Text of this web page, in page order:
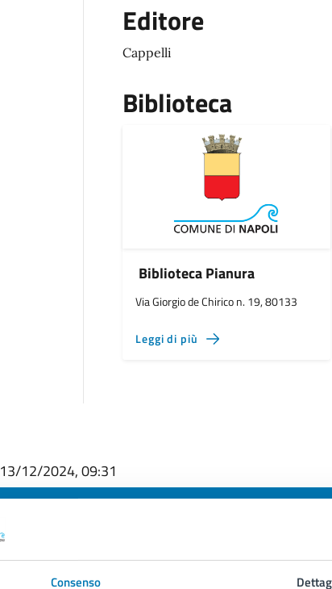
Consenso
Editore
Cappelli
Biblioteca
Biblioteca Pianura
Via Giorgio de Chirico n. 19, 80133
Leggi di più
13/12/2024, 09:31